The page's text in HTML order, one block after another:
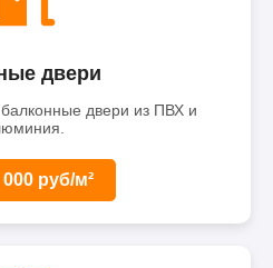
двери
двери из ПВХ и
руб/м²